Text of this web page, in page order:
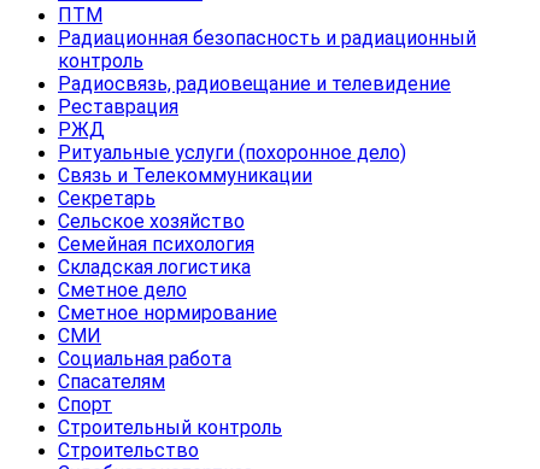
ПТМ
Радиационная безопасность и радиационный
контроль
Радиосвязь, радиовещание и телевидение
Реставрация
РЖД
Ритуальные услуги (похоронное дело)
Связь и Телекоммуникации
Секретарь
Сельское хозяйство
Семейная психология
Складская логистика
Сметное дело
Сметное нормирование
СМИ
Социальная работа
Спасателям
Спорт
Строительный контроль
Строительство